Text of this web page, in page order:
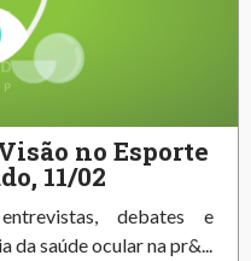
no Esporte
11/02
debates e
saúde ocular na pr&...